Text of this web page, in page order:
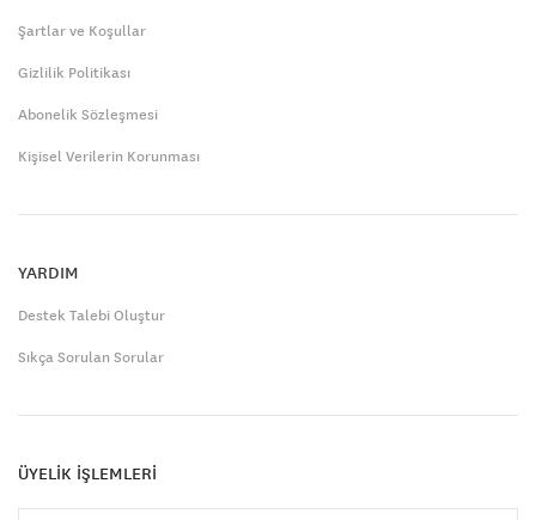
Şartlar ve Koşullar
Gizlilik Politikası
Abonelik Sözleşmesi
Kişisel Verilerin Korunması
YARDIM
Destek Talebi Oluştur
Sıkça Sorulan Sorular
ÜYELİK İŞLEMLERİ